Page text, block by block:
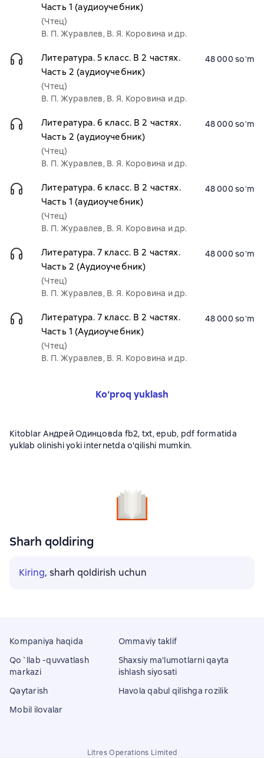
Часть 1 (аудиоучебник)
(Чтец)
В. П. Журавлев, В. Я. Коровина и др.
Литература. 5 класс. В 2 частях.
Часть 2 (аудиоучебник)
(Чтец)
В. П. Журавлев, В. Я. Коровина и др.
48 000 soʻm
Литература. 6 класс. В 2 частях.
Часть 2 (аудиоучебник)
(Чтец)
В. П. Журавлев, В. Я. Коровина и др.
48 000 soʻm
Литература. 6 класс. В 2 частях.
Часть 1 (аудиоучебник)
(Чтец)
В. П. Журавлев, В. Я. Коровина и др.
48 000 soʻm
Литература. 7 класс. В 2 частях.
Часть 2 (Аудиоучебник)
(Чтец)
В. П. Журавлев, В. Я. Коровина и др.
48 000 soʻm
Литература. 7 класс. В 2 частях.
Часть 1 (Аудиоучебник)
(Чтец)
В. П. Журавлев, В. Я. Коровина и др.
48 000 soʻm
Ko‘proq yuklash
Kitoblar Андрей Одинцовda fb2, txt, epub, pdf formatida
yuklab olinishi yoki internetda o'qilishi mumkin.
Sharh qoldiring
Kiring, sharh qoldirish uchun
Kompaniya haqida
Qo`llab -quvvatlash
markazi
Qaytarish
Mobil ilovalar
Ommaviy taklif
Shaxsiy ma'lumotlarni qayta
ishlash siyosati
Havola qabul qilishga rozilik
Litres Operations Limited